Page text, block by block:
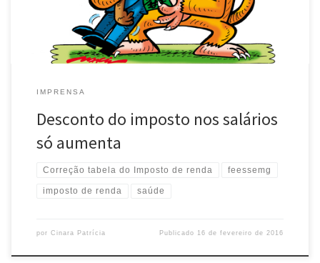
IMPRENSA
Desconto do imposto nos salários
só aumenta
Correção tabela do Imposto de renda feessemg
imposto de renda saúde
por Cinara Patrícia Publicado 16 de fevereiro de 2016